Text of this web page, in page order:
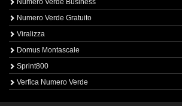
Numero Verde Business
Numero Verde Gratuito
Viralizza
Domus Montascale
Sprint800
Verfica Numero Verde